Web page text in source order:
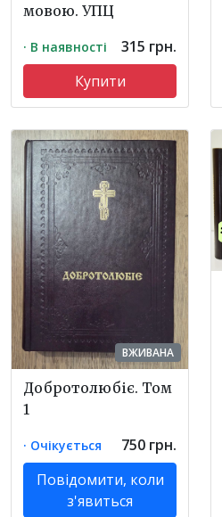
мовою. УПЦ
· В наявності
315 грн.
Купити
ВЖИВАНА
Добротолюбіє. Том
1
· Очікується
750 грн.
Повідомити, коли
з'явиться